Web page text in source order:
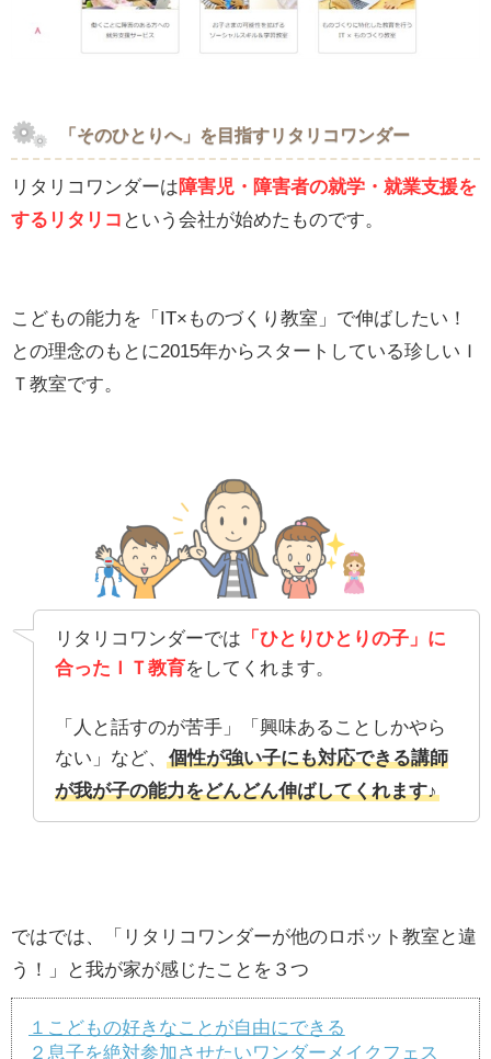
「そのひとりへ」を目指すリタリコワンダー
リタリコワンダーは障害児・障害者の就学・就業支援を
するリタリコ という会社が始めたものです。
こどもの能力を「IT×ものづくり教室」で伸ばしたい！
との理念のもとに2015年からスタートしている珍しいＩ
Ｔ教室です。
リタリコワンダーでは 「ひとりひとりの子」に
合ったＩＴ教育をしてくれます。
「人と話すのが苦手」「興味あることしかやら
ない」など、
個性が強い子にも対応できる講師
が我が子の能力をどんどん伸ばしてくれます♪
ではでは、「リタリコワンダーが他のロボット教室と違
う！」と我が家が感じたことを３つ
１こどもの好きなことが自由にできる
２息子を絶対参加させたいワンダーメイクフェス